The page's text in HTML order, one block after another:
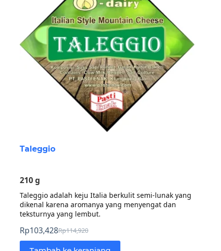
Taleggio
210 g
Taleggio adalah keju Italia berkulit semi-lunak yang
dikenal karena aromanya yang menyengat dan
teksturnya yang lembut.
Rp114,920
Harga
aslinya
Rp103,428Harga
saat